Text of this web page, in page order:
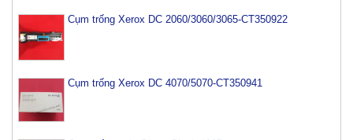
Cụm trống Xerox DC 2060/3060/3065-CT350922
Cụm trống Xerox DC 4070/5070-CT350941